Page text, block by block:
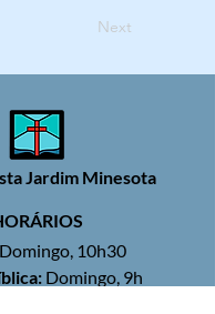
Next
Jardim Minesota
Domingo, 10h30
Domingo, 9h